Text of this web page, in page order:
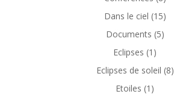
Dans le ciel (15)
Documents (5)
Eclipses (1)
Eclipses de soleil (8)
Etoiles (1)